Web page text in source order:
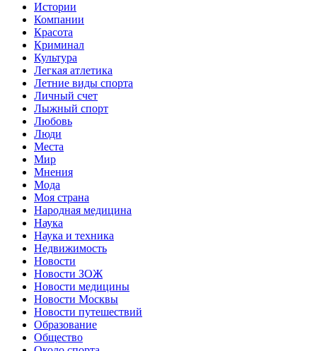
Истории
Компании
Красота
Криминал
Культура
Легкая атлетика
Летние виды спорта
Личный счет
Лыжный спорт
Любовь
Люди
Места
Мир
Мнения
Мода
Моя страна
Народная медицина
Наука
Наука и техника
Недвижимость
Новости
Новости ЗОЖ
Новости медицины
Новости Москвы
Новости путешествий
Образование
Общество